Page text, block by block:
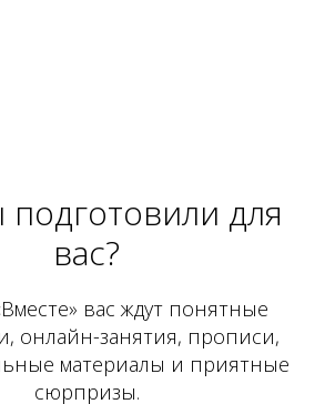
для
вас?
вас ждут понятные
онлайн-занятия, прописи,
материалы и приятные
сюрпризы.